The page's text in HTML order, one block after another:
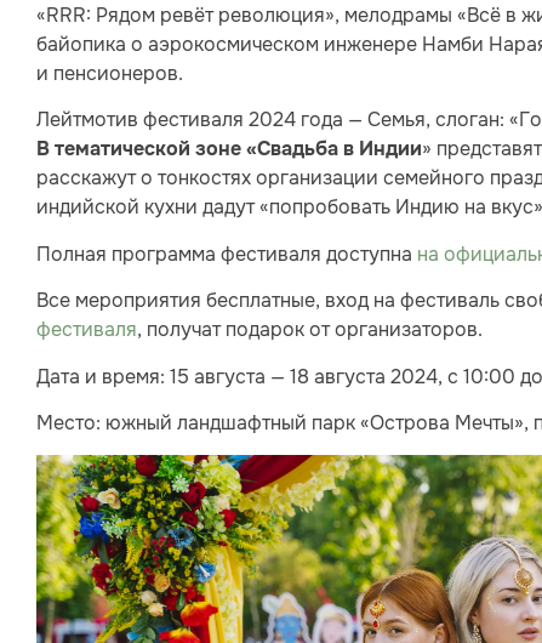
«RRR: Рядом ревёт революция», мелодрамы «Всё в
байопика о аэрокосмическом инженере Намби
и пенсионеров.
Лейтмотив фестиваля 2024 года — Семья, слоган:
В тематической зоне «Свадьба в Индии»
расскажут о тонкостях организации семейного
индийской кухни дадут «попробовать Индию на
Полная программа фестиваля доступна на
Все мероприятия бесплатные, вход на фестиваль
фестиваля, получат подарок от организаторов.
Дата и время: 15 августа — 18 августа 2024, с 10:00
Место: южный ландшафтный парк «Острова Мечты»,